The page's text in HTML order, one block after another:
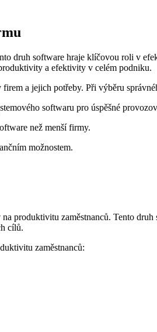
druh software hraje klíčovou roli v
a efektivity v celém podniku.
a jejich potřeby. Při výběru
softwaru pro úspěšné
než menší firmy.
možnostem.
produktivitu zaměstnanců. Tento
cílů.
zaměstnanců: